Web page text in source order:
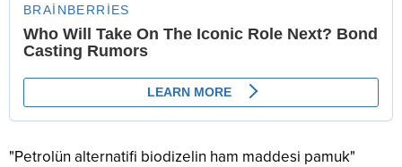
"Petrolün alternatifi biodizelin ham maddesi pamuk"